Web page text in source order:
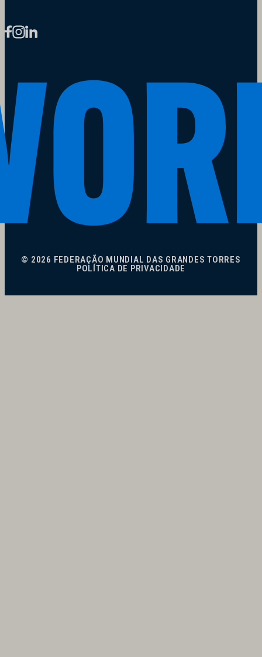
© 2026 FEDERAÇÃO MUNDIAL DAS GRANDES TORRES
POLÍTICA DE PRIVACIDADE